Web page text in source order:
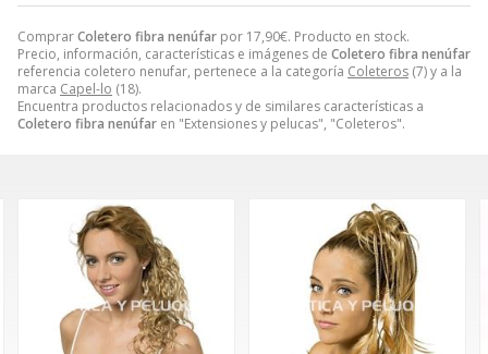
ComprarColetero fibra nenúfar por 17,90€. Producto en stock.
Precio, información, características e imágenes de Coletero fibra nenúfar
referencia coletero nenufar, pertenece a la categoría Coleteros (7) y a la
marca Capel-lo (18).
Encuentra productos relacionados y de similares características a
Coletero fibra nenúfar en "Extensiones y pelucas", "Coleteros".